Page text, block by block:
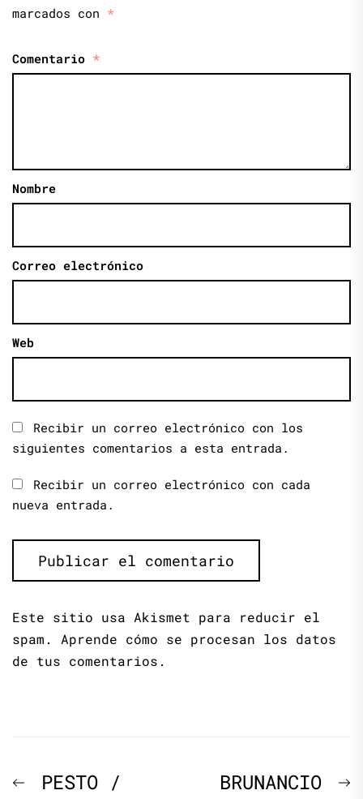
marcados con *
Comentario *
Nombre
Correo electrónico
Web
Recibir un correo electrónico con los
siguientes comentarios a esta entrada.
Recibir un correo electrónico con cada
nueva entrada.
Este sitio usa Akismet para reducir el
spam. Aprende cómo se procesan los datos
de tus comentarios.
Navegación
Previous
PESTO /
BRUNANCIO